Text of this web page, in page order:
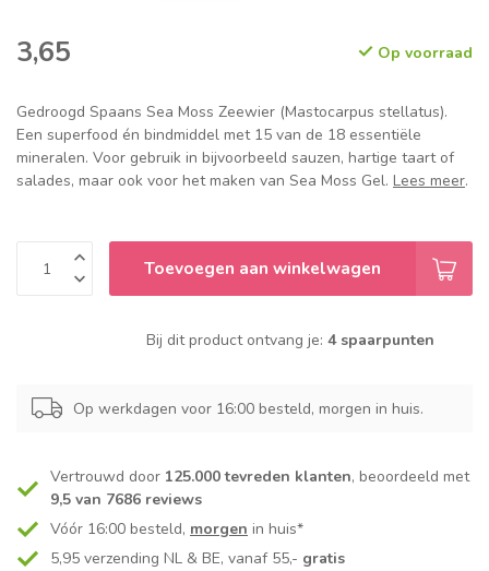
3,65 Op voorraad
Gedroogd Spaans Sea Moss Zeewier (Mastocarpus stellatus).
Een superfood én bindmiddel met 15 van de 18 essentiële
mineralen. Voor gebruik in bijvoorbeeld sauzen, hartige taart of
salades, maar ook voor het maken van Sea Moss Gel. Lees meer.
Toevoegen aan winkelwagen
Bij dit product ontvang je: 4 spaarpunten
Op werkdagen voor 16:00 besteld, morgen in huis.
Vertrouwd door 125.000 tevreden klanten, beoordeeld met
9,5 van 7686 reviews
Vóór 16:00 besteld, morgen in huis*
5,95 verzending NL & BE, vanaf 55,- gratis